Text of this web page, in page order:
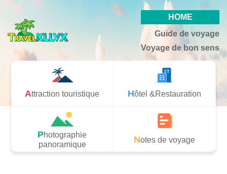
HOME
Guide de voyage
Voyage de bon sens
Attraction touristique Hôtel &Restauration
Photographie
panoramique
Notes de voyage